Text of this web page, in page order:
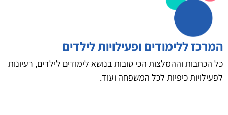
המרכז ללימודים ופעילויות לילדים
כל הכתבות וההמלצות הכי טובות בנושא לימודים לילדים, רעיונות
לפעילויות כיפיות לכל המשפחה ועוד.